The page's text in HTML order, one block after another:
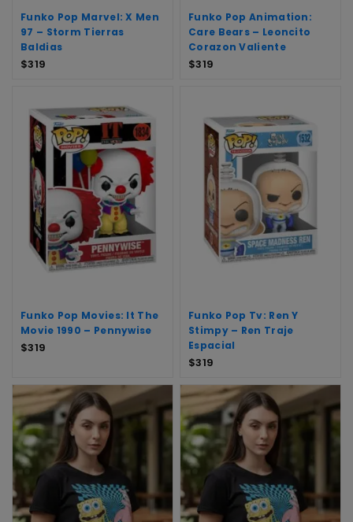
Funko Pop Marvel: X Men
97 – Storm Tierras
Baldias
$319
Funko Pop Animation:
Care Bears – Leoncito
Corazon Valiente
$319
Funko Pop Movies: It The
Movie 1990 – Pennywise
$319
Funko Pop Tv: Ren Y
Stimpy – Ren Traje
Espacial
$319